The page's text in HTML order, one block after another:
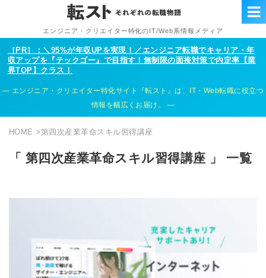
エンジニア・クリエイター特化のIT/Web系情報メディア
［PR］：＼95%が年収UPを実現！／エンジニア転職でキャリア・年
収アップを『テックゴー』で目指す！無制限の面接対策で内定率【業
界TOP】クラス！
エンジニア・クリエイター特化サイト『転スト』は、IT・Web転職に役立つ
情報を幅広くお届け。
HOME >第四次産業革命スキル習得講座
「 第四次産業革命スキル習得講座 」 一覧